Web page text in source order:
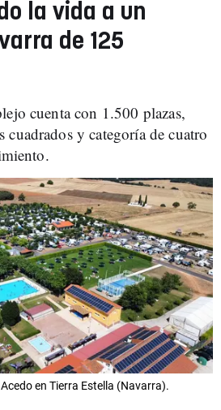
la vida a un
de 125
cuenta con 1.500 plazas,
cuadrados y categoría de cuatro
en Tierra Estella (Navarra).